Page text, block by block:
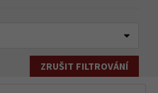
ZRUŠIT FILTROVÁNÍ